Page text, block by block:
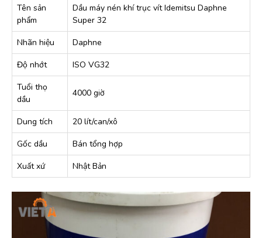
Tên sản
phẩm
Dầu máy nén khí trục vít Idemitsu Daphne
Super 32
Nhãn hiệu
Daphne
Độ nhớt
ISO VG32
Tuổi thọ
dầu
4000 giờ
Dung tích
20 lít/can/xô
Gốc dầu
Bán tổng hợp
Xuất xứ
Nhật Bản